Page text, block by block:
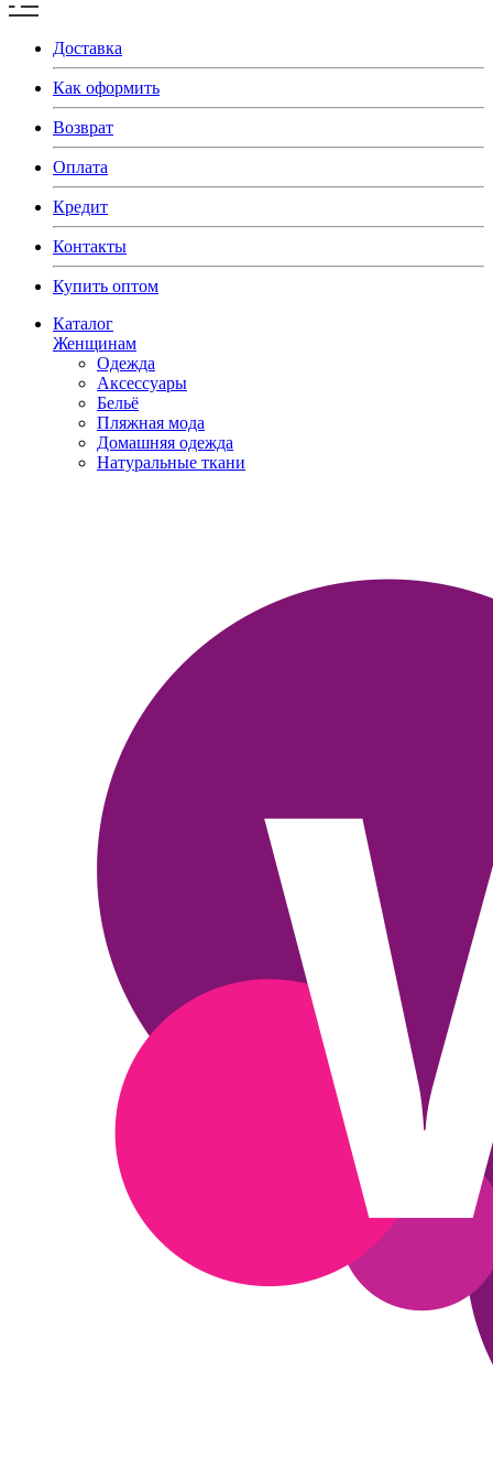
Доставка
Как оформить
Возврат
Оплата
Кредит
Контакты
Купить оптом
Каталог
Женщинам
Одежда
Аксессуары
Бельё
Пляжная мода
Домашняя одежда
Натуральные ткани